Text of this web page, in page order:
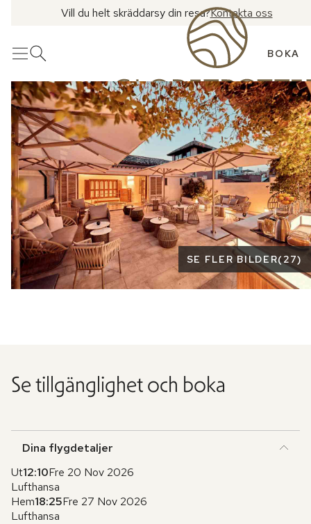
Vill du helt skräddarsy din resa?Kontakta oss
MenyÖppna sök BOKA
Se fler bilder
SE FLER BILDER(27)
Se tillgänglighet och boka
Dina flygdetaljer
Ut12:10Fre 20 Nov 2026
Lufthansa
Hem18:25Fre 27 Nov 2026
Lufthansa